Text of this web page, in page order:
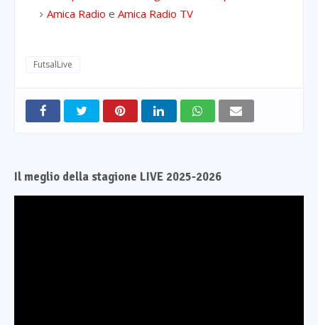
Amica Radio e Amica Radio TV
FutsalLive
Il meglio della stagione LIVE 2025-2026